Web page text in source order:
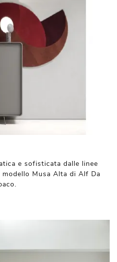
e sofisticata dalle linee
Musa Alta di Alf Da